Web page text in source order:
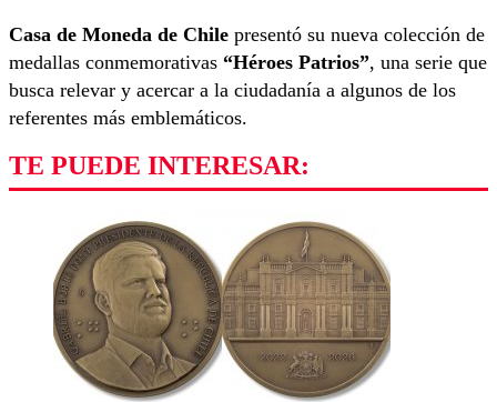
Casa de Moneda de Chile presentó su nueva colección de
medallas conmemorativas “Héroes Patrios”, una serie que
busca relevar y acercar a la ciudadanía a algunos de los
referentes más emblemáticos.
TE PUEDE INTERESAR: